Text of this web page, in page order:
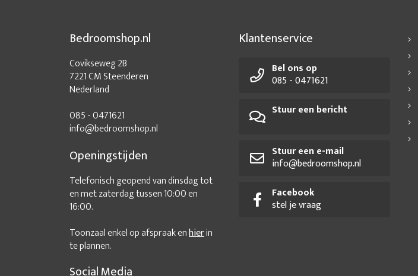
Bedroomshop.nl
Covikseweg 2B
7221 CM Steenderen
Nederland
085 - 0471621
info@bedroomshop.nl
Openingstijden
Telefonisch geopend van dinsdag tot
en met zaterdag tussen 10:00 en
16:00.
Toonzaal enkel op afspraak enhierin
te plannen.
Klantenservice
Bel ons op
085 - 0471621
Stuur een bericht
Stuur een e-mail
info@bedroomshop.nl
Facebook
stel je vraag